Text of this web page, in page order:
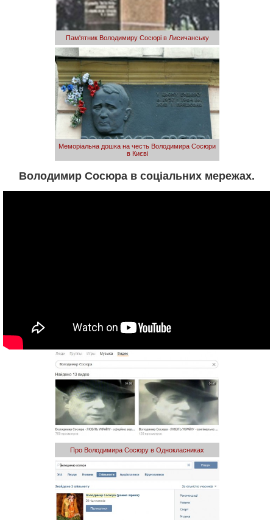
Пам'ятник Володимиру Сосюрі в Лисичанську
Меморіальна дошка на честь Володимира Сосюри
в Києві
Володимир Сосюра в соціальних мережах.
Про Володимира Сосюру в Однокласниках